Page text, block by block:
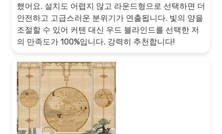
했어요. 설치도 어렵지 않고 라운드형으로 선택하면 더
안전하고 고급스러운 분위기가 연출됩니다. 빛의 양을
조절할 수 있어 커텐 대신 우드 블라인드를 선택한 저
의 만족도가 100%입니다. 강력히 추천합니다!